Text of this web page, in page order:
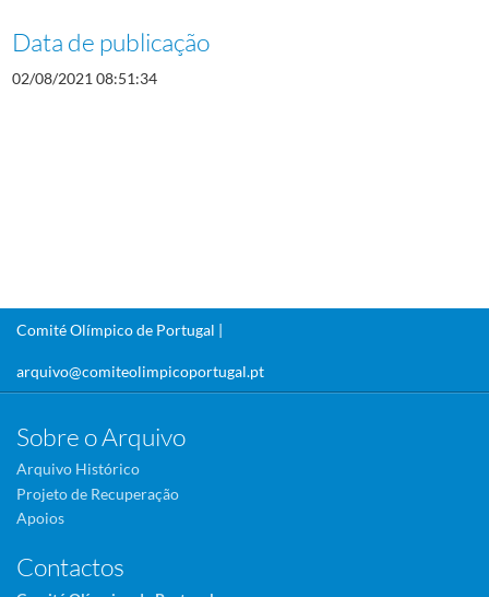
Data de publicação
02/08/2021 08:51:34
Comité Olímpico de Portugal |
arquivo@comiteolimpicoportugal.pt
Sobre o Arquivo
Arquivo Histórico
Projeto de Recuperação
Apoios
Contactos